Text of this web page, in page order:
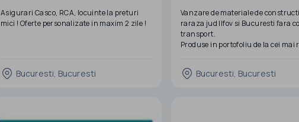
Asigurari Casco, RCA, locuinte la preturi
mici ! Oferte personalizate in maxim 2 zile !
Bucuresti, Bucuresti
Vanzare de materiale de
raraza jud Ilfov si Bucuresti fara
transport.
Produse in portofoliu de la cei mai
Baumit
IsoverBucuresti, Bucuresti